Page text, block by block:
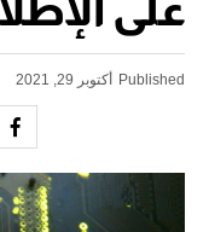
على
Published أكتوبر 29, 2021